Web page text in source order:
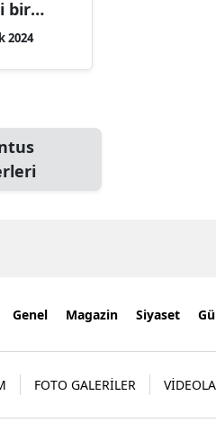
bir
2024
Genel Magazin Siyaset
FOTO GALERİLER